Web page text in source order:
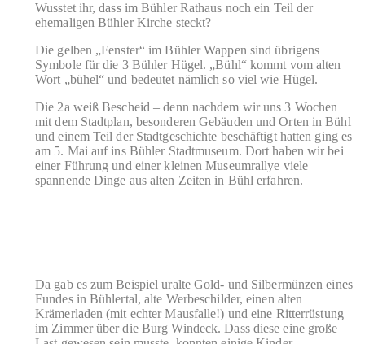
Wusstet ihr, dass im Bühler Rathaus noch ein Teil der
ehemaligen Bühler Kirche steckt?
Die gelben „Fenster“ im Bühler Wappen sind übrigens
Symbole für die 3 Bühler Hügel. „Bühl“ kommt vom alten
Wort „bühel“ und bedeutet nämlich so viel wie Hügel.
Die 2a weiß Bescheid – denn nachdem wir uns 3 Wochen
mit dem Stadtplan, besonderen Gebäuden und Orten in Bühl
und einem Teil der Stadtgeschichte beschäftigt hatten ging es
am 5. Mai auf ins Bühler Stadtmuseum. Dort haben wir bei
einer Führung und einer kleinen Museumrallye viele
spannende Dinge aus alten Zeiten in Bühl erfahren.
Da gab es zum Beispiel uralte Gold- und Silbermünzen eines
Fundes in Bühlertal, alte Werbeschilder, einen alten
Krämerladen (mit echter Mausfalle!) und eine Ritterrüstung
im Zimmer über die Burg Windeck. Dass diese eine große